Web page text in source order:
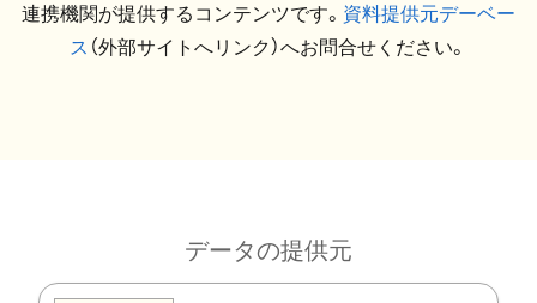
連携機関が提供するコンテンツです。 資料提供元デーベー
ス （外部サイトへリンク）へお問合せください。
データの提供元